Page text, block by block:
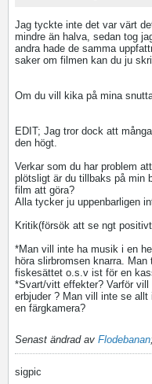
Jag tyckte inte det var värt
mindre än halva, sedan tog
andra hade de samma
saker om filmen kan du ju
Om du vill kika på mina
EDIT; Jag tror dock att
den högt.
Verkar som du har problem
plötsligt är du tillbaks på min
film att göra?
Alla tycker ju uppenbarligen
Kritik(försök att se ngt
*Man vill inte ha musik i en
höra slirbromsen knarra.
fiskesättet o.s.v ist för en
*Svart/vitt effekter? Varför
erbjuder ? Man vill inte se
en färgkamera?
Senast ändrad av Flodebanan;
sigpic